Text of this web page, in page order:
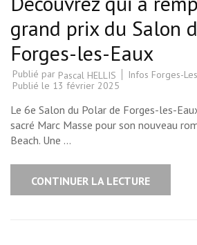
grand prix du Salon
Forges-les-Eaux
Publié par Pascal HELLIS
Infos Forges-
Publié le 13 février 2025
Le 6e Salon du Polar de Forges-les-
sacré Marc Masse pour son nouveau
Beach. Une …
CONTINUER LA LECTURE